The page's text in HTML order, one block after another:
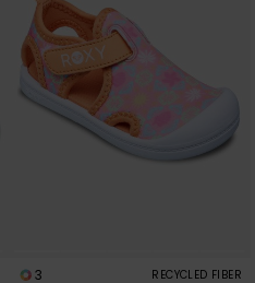
3 RECYCLED FIBER